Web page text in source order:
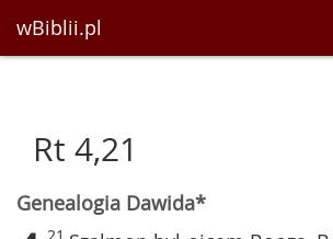
wBiblii.pl
Rt 4,21
Genealogia Dawida*